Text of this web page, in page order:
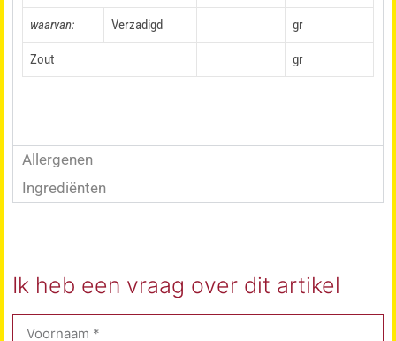
waarvan: Verzadigd gr
Zout gr
Allergenen
Ingrediënten
Ik heb een vraag over dit artikel